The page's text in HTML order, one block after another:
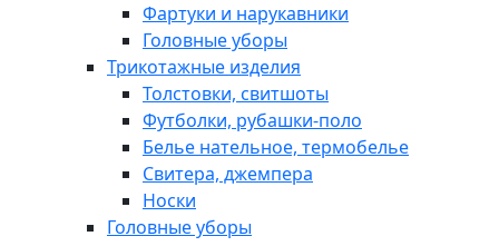
Фартуки и нарукавники
Головные уборы
Трикотажные изделия
Толстовки, свитшоты
Футболки, рубашки-поло
Белье нательное, термобелье
Свитера, джемпера
Носки
Головные уборы